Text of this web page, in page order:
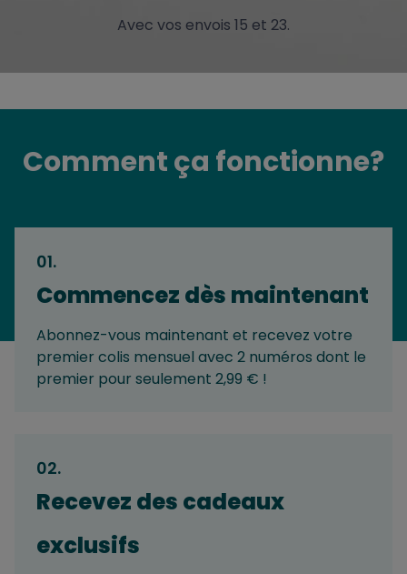
Avec vos envois 15 et 23.
Comment ça fonctionne?
01.
Commencez dès maintenant
Abonnez-vous maintenant et recevez votre
premier colis mensuel avec 2 numéros dont le
premier pour seulement 2,99 € !
02.
Recevez des cadeaux
exclusifs